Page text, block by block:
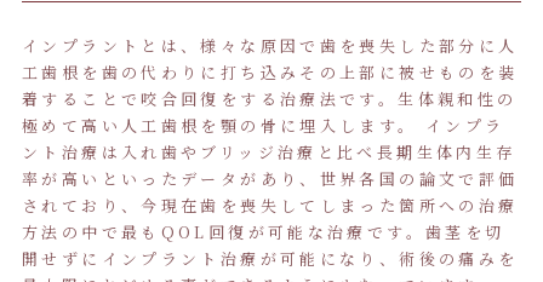
インプラントとは、様々な原因で歯を喪失した部分に人
工歯根を歯の代わりに打ち込みその上部に被せものを装
着することで咬合回復をする治療法です。生体親和性の
極めて高い人工歯根を顎の骨に埋入します。 インプラ
ント治療は入れ歯やブリッジ治療と比べ長期生体内生存
率が高いといったデータがあり、世界各国の論文で評価
されており、今現在歯を喪失してしまった箇所への治療
方法の中で最もQOL回復が可能な治療です。歯茎を切
開せずにインプラント治療が可能になり、術後の痛みを